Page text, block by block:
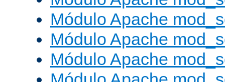
Módulo Apache
Módulo Apache
Módulo Apache